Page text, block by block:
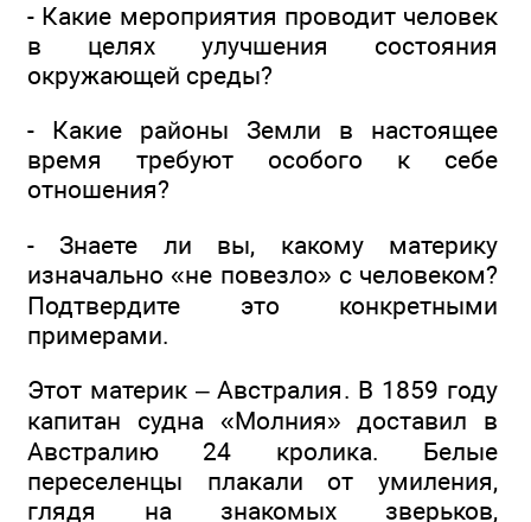
- Какие мероприятия проводит человек
в целях улучшения состояния
окружающей среды?
- Какие районы Земли в настоящее
время требуют особого к себе
отношения?
- Знаете ли вы, какому материку
изначально «не повезло» с человеком?
Подтвердите это конкретными
примерами.
Этот материк – Австралия. В 1859 году
капитан судна «Молния» доставил в
Австралию 24 кролика. Белые
переселенцы плакали от умиления,
глядя на знакомых зверьков,